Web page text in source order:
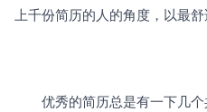
上千份简历的人的角度，以最
优秀的简历总是有一下几个